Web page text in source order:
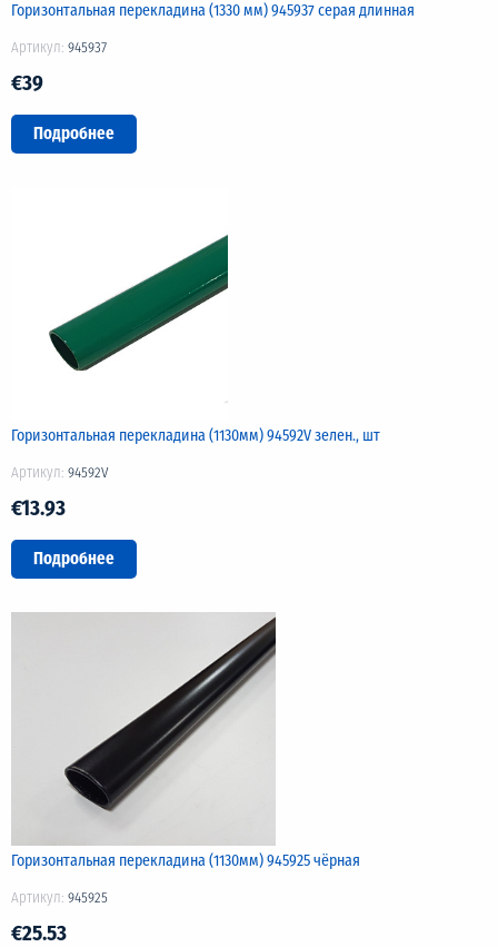
Горизонтальная перекладина (1330 мм) 945937 серая длинная
Артикул: 945937
€39
Подробнее
Горизонтальная перекладина (1130мм) 94592V зелен., шт
Артикул: 94592V
€13.93
Подробнее
Горизонтальная перекладина (1130мм) 945925 чёрная
Артикул: 945925
€25.53